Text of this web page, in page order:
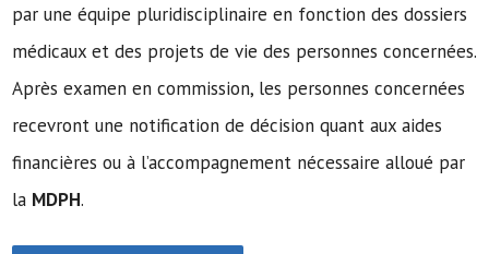
par une équipe pluridisciplinaire en fonction des dossiers
médicaux et des projets de vie des personnes concernées.
Après examen en commission, les personnes concernées
recevront une notification de décision quant aux aides
financières ou à l’accompagnement nécessaire alloué par
la MDPH.